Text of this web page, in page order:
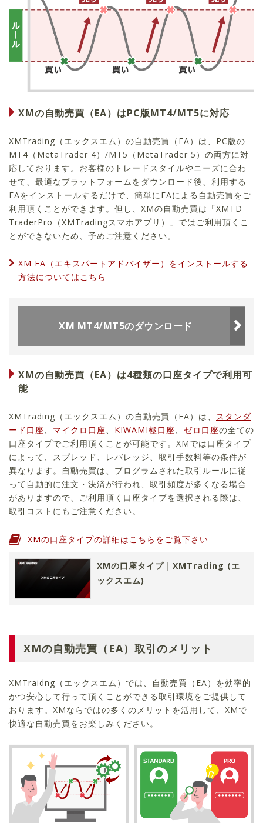
XMの自動売買（EA）はPC版MT4/MT5に対応
XMTrading（エックスエム）の自動売買（EA）は、PC版の
MT4（MetaTrader 4）/MT5（MetaTrader 5）の両方に対
応しております。お客様のトレードスタイルやニーズに合わ
せて、最適なプラットフォームをダウンロード後、利用する
EAをインストールするだけで、簡単にEAによる自動売買をご
利用頂くことができます。但し、XMの自動売買は「XMTD
TraderPro（XMTradingスマホアプリ）」ではご利用頂くこ
とができないため、予めご注意ください。
XM EA（エキスパートアドバイザー）をインストールする
方法についてはこちら
XM MT4/MT5のダウンロード
XMの自動売買（EA）は4種類の口座タイプで利用可
能
XMTrading（エックスエム）の自動売買（EA）は、 スタンダ
ード口座、 マイクロ口座、 KIWAMI極口座、 ゼロ口座の全ての
口座タイプでご利用頂くことが可能です。XMでは口座タイプ
によって、スプレッド、レバレッジ、取引手数料等の条件が
異なります。自動売買は、プログラムされた取引ルールに従
って自動的に注文・決済が行われ、取引頻度が多くなる場合
がありますので、ご利用頂く口座タイプを選択される際は、
取引コストにもご注意ください。
XMの口座タイプの詳細はこちらをご覧下さい
XMの口座タイプ｜XMTrading (エ
ックスエム)
XMの自動売買（EA）取引のメリット
XMTraidng（エックスエム）では、自動売買（EA）を効率的
かつ安心して行って頂くことができる取引環境をご提供して
おります。XMならではの多くのメリットを活用して、XMで
快適な自動売買をお楽しみください。